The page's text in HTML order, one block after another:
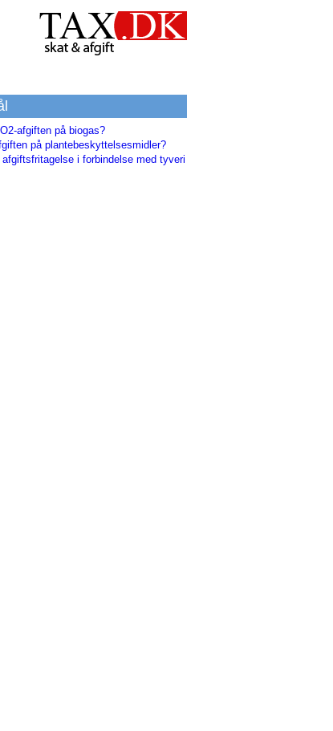
afgiften på biogas?
på plantebeskyttelsesmidler?
afgiftsfritagelse i forbindelse med tyveri